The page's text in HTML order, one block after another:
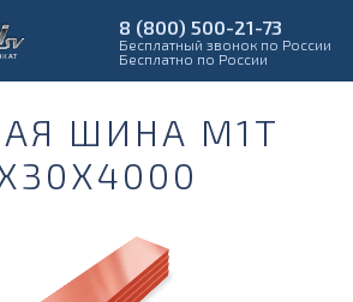
8 (800) 500-21-73
Бесплатный звонок по России
Бесплатно по России
ШИНА М1Т